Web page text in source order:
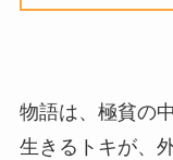
物語は、極貧の
生きるトキが、